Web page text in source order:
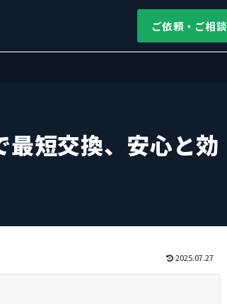
ご依頼・ご相談
短交換、安心と効
2025.07.27